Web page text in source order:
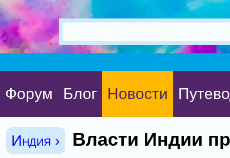
Форум Блог Новости
Индия ›
Власти Индии